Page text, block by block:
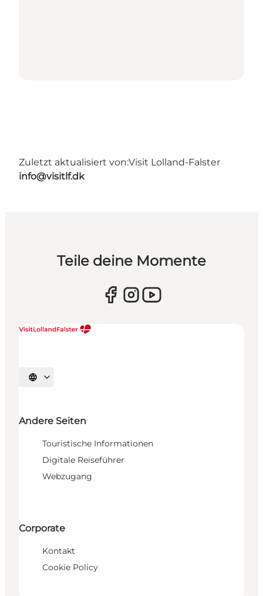
Zuletzt aktualisiert von:Visit Lolland-Falster
info@visitlf.dk
Teile deine Momente
Sprache auswählen
Andere Seiten
Touristische Informationen
Digitale Reiseführer
Webzugang
Corporate
Kontakt
Cookie Policy